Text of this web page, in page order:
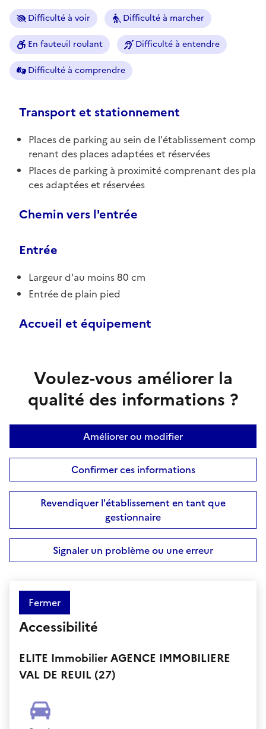
Difficulté à voir Difficulté à marcher
En fauteuil roulant Difficulté à entendre
Difficulté à comprendre
Transport et stationnement
Places de parking au sein de l'établissement comp
renant des places adaptées et réservées
Places de parking à proximité comprenant des pla
ces adaptées et réservées
Chemin vers l'entrée
Entrée
Largeur d'au moins 80 cm
Entrée de plain pied
Accueil et équipement
Voulez-vous améliorer la
qualité des informations ?
Améliorer ou modifier
Confirmer ces informations
Revendiquer l'établissement en tant que
gestionnaire
Signaler un problème ou une erreur
Fermer
Accessibilité
ELITE Immobilier AGENCE IMMOBILIERE
VAL DE REUIL (27)